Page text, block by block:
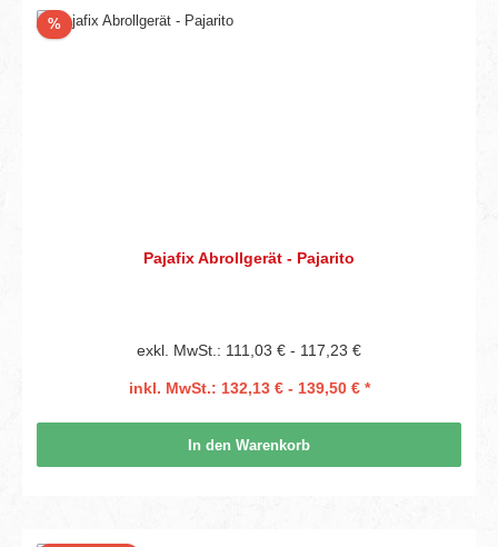
%Rabatt
Pajafix Abrollgerät - Pajarito
exkl. MwSt.: 111,03 € - 117,23 €
inkl. MwSt.: 132,13 € - 139,50 € *
In den Warenkorb